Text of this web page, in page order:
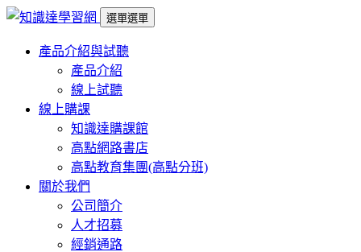
選單選單
產品介紹與試聽
產品介紹
線上試聽
線上購課
知識達購課館
高點網路書店
高點教育集團(高點分班)
關於我們
公司簡介
人才招募
經銷通路